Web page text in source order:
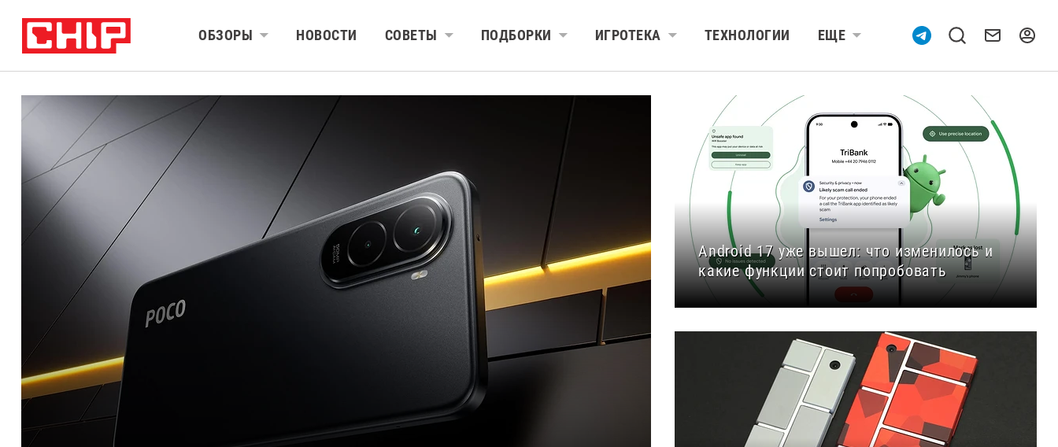
ОБЗОРЫ НОВОСТИ СОВЕТЫ ПОДБОРКИ ИГРОТЕКА ТЕХНОЛОГИИ ЕЩЕ
Android 17 уже вышел: что изменилось и
какие функции стоит попробовать